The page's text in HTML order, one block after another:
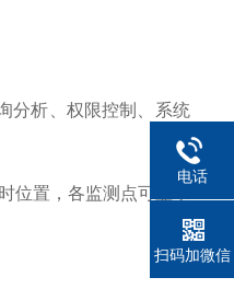
分析、权限控制、系统
位置，各监测点可显示
电话
扫码加微信